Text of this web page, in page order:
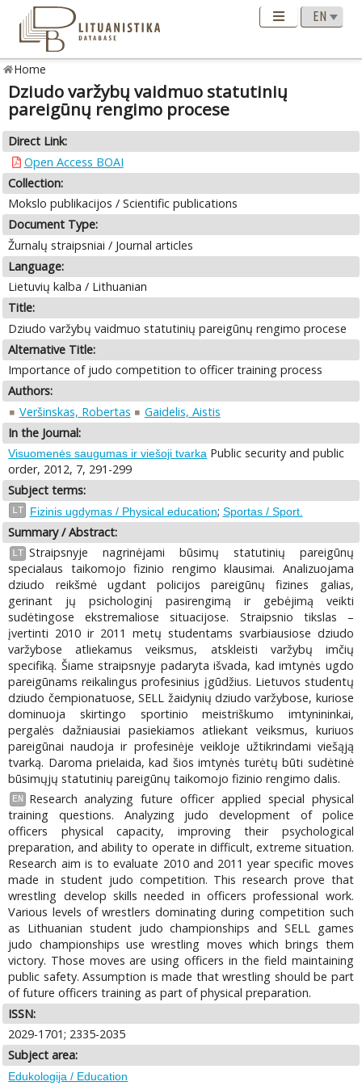
Home
Dziudo varžybų vaidmuo statutinių
pareigūnų rengimo procese
Direct Link:
Open Access BOAI
Collection:
Mokslo publikacijos / Scientific publications
Document Type:
Žurnalų straipsniai / Journal articles
Language:
Lietuvių kalba / Lithuanian
Title:
Dziudo varžybų vaidmuo statutinių pareigūnų rengimo procese
Alternative Title:
Importance of judo competition to officer training process
Authors:
Veršinskas, Robertas
Gaidelis, Aistis
In the Journal:
Visuomenės saugumas ir viešoji tvarka Public security and public
order, 2012, 7, 291-299
Subject terms:
LT Fizinis ugdymas / Physical education; Sportas / Sport.
Summary / Abstract:
LT Straipsnyje nagrinėjami būsimų statutinių pareigūnų
specialaus taikomojo fizinio rengimo klausimai. Analizuojama
dziudo reikšmė ugdant policijos pareigūnų fizines galias,
gerinant jų psichologinį pasirengimą ir gebėjimą veikti
sudėtingose ekstremaliose situacijose. Straipsnio tikslas –
įvertinti 2010 ir 2011 metų studentams svarbiausiose dziudo
varžybose atliekamus veiksmus, atskleisti varžybų imčių
specifiką. Šiame straipsnyje padaryta išvada, kad imtynės ugdo
pareigūnams reikalingus profesinius įgūdžius. Lietuvos studentų
dziudo čempionatuose, SELL žaidynių dziudo varžybose, kuriose
dominuoja skirtingo sportinio meistriškumo imtynininkai,
pergalės dažniausiai pasiekiamos atliekant veiksmus, kuriuos
pareigūnai naudoja ir profesinėje veikloje užtikrindami viešąją
tvarką. Daroma prielaida, kad šios imtynės turėtų būti sudėtinė
būsimųjų statutinių pareigūnų taikomojo fizinio rengimo dalis.
EN
Research analyzing future officer applied special physical
training questions. Analyzing judo development of police
officers physical capacity, improving their psychological
preparation, and ability to operate in difficult, extreme situation.
Research aim is to evaluate 2010 and 2011 year specific moves
made in student judo competition. This research prove that
wrestling develop skills needed in officers professional work.
Various levels of wrestlers dominating during competition such
as Lithuanian student judo championships and SELL games
judo championships use wrestling moves which brings them
victory. Those moves are using officers in the field maintaining
public safety. Assumption is made that wrestling should be part
of future officers training as part of physical preparation.
ISSN:
2029-1701; 2335-2035
Subject area:
Edukologija / Education